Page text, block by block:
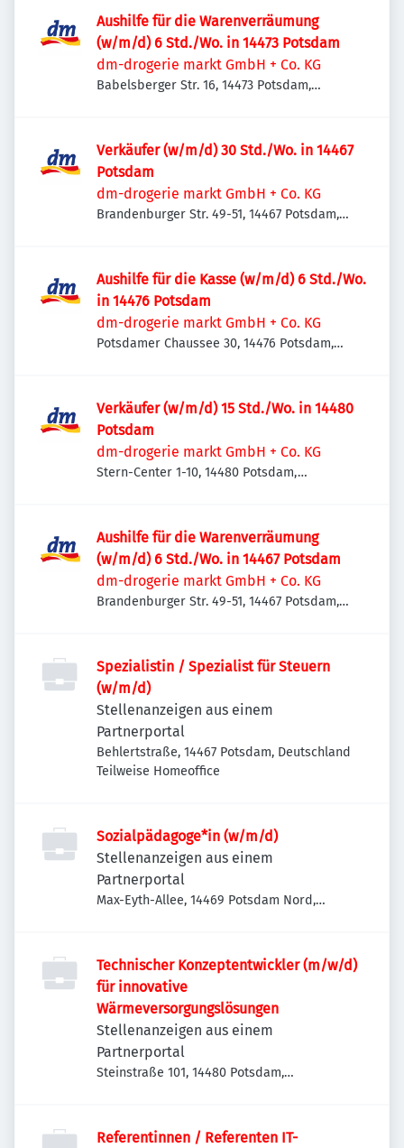
Aushilfe für die Warenverräumung
(w/m/d) 6 Std./Wo. in 14473 Potsdam
dm-drogerie markt GmbH + Co. KG
Babelsberger Str. 16, 14473 Potsdam,
Verkäufer (w/m/d) 30 Std./Wo. in 14467
Potsdam
dm-drogerie markt GmbH + Co. KG
Brandenburger Str. 49-51, 14467 Potsdam,
Aushilfe für die Kasse (w/m/d) 6 Std./Wo.
in 14476 Potsdam
dm-drogerie markt GmbH + Co. KG
Potsdamer Chaussee 30, 14476 Potsdam,
Verkäufer (w/m/d) 15 Std./Wo. in 14480
Potsdam
dm-drogerie markt GmbH + Co. KG
Stern-Center 1-10, 14480 Potsdam,
Aushilfe für die Warenverräumung
(w/m/d) 6 Std./Wo. in 14467 Potsdam
dm-drogerie markt GmbH + Co. KG
Brandenburger Str. 49-51, 14467 Potsdam,
Spezialistin / Spezialist für Steuern
(w/m/d)
Stellenanzeigen aus einem
Partnerportal
Behlertstraße, 14467 Potsdam, Deutschland
Teilweise Homeoffice
Sozialpädagoge*in (w/m/d)
Stellenanzeigen aus einem
Partnerportal
Max-Eyth-Allee, 14469 Potsdam Nord,
Technischer Konzeptentwickler (m/w/d)
für innovative
Wärmeversorgungslösungen
Stellenanzeigen aus einem
Partnerportal
Steinstraße 101, 14480 Potsdam,
Referentinnen / Referenten IT-